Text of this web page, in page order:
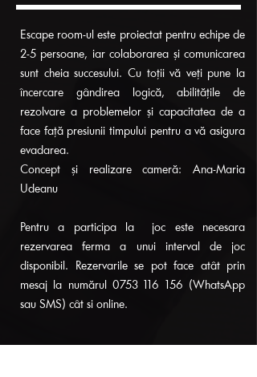
Escape room-ul este proiectat pentru echipe de
2-5 persoane, iar colaborarea și comunicarea
sunt cheia succesului. Cu toții vă veți pune la
încercare gândirea logică, abilitățile de
rezolvare a problemelor și capacitatea de a
face față presiunii timpului pentru a vă asigura
evadarea.
Concept și realizare cameră: Ana-Maria
Udeanu
Pentru a participa la joc este necesara
rezervarea ferma a unui interval de joc
disponibil. Rezervarile se pot face atât prin
mesaj la numărul 0753 116 156 (WhatsApp
sau SMS) cât si online.